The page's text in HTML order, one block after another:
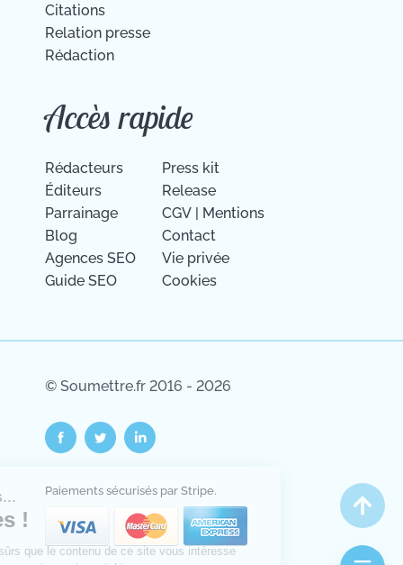
Citations
Relation presse
Rédaction
Accès rapide
Rédacteurs
Éditeurs
Parrainage
Blog
Agences SEO
Guide SEO
Press kit
Release
CGV | Mentions
Contact
Vie privée
Cookies
© Soumettre.fr 2016 - 2026
Paiements sécurisés par Stripe.
les Cookies !
On a attendu d'être sûrs que le contenu de
ce site vous intéresse avant de vous